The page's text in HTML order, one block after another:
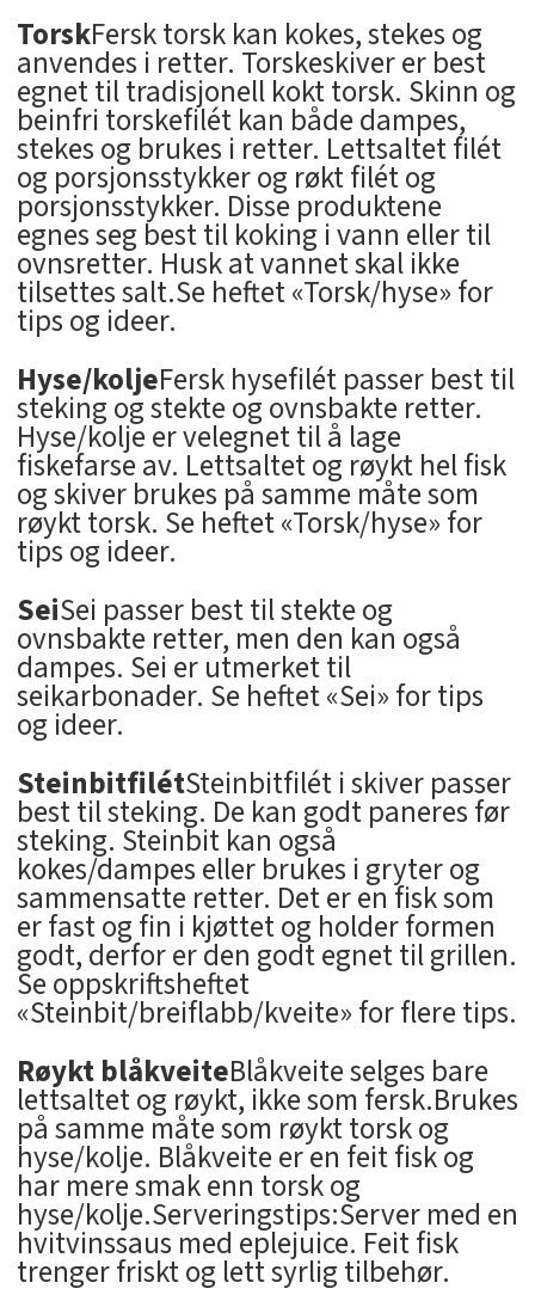
TorskFersk torsk kan kokes, stekes og
anvendes i retter. Torskeskiver er best
egnet til tradisjonell kokt torsk. Skinn og
beinfri torskefilét kan både dampes,
stekes og brukes i retter. Lettsaltet filét
og porsjonsstykker og røkt filét og
porsjonsstykker. Disse produktene
egnes seg best til koking i vann eller til
ovnsretter. Husk at vannet skal ikke
tilsettes salt.Se heftet «Torsk/hyse» for
tips og ideer.
Hyse/koljeFersk hysefilét passer best til
steking og stekte og ovnsbakte retter.
Hyse/kolje er velegnet til å lage
fiskefarse av. Lettsaltet og røykt hel fisk
og skiver brukes på samme måte som
røykt torsk. Se heftet «Torsk/hyse» for
tips og ideer.
SeiSei passer best til stekte og
ovnsbakte retter, men den kan også
dampes. Sei er utmerket til
seikarbonader. Se heftet «Sei» for tips
og ideer.
SteinbitfilétSteinbitfilét i skiver passer
best til steking. De kan godt paneres før
steking. Steinbit kan også
kokes/dampes eller brukes i gryter og
sammensatte retter. Det er en fisk som
er fast og fin i kjøttet og holder formen
godt, derfor er den godt egnet til grillen.
Se oppskriftsheftet
«Steinbit/breiflabb/kveite» for flere tips.
Røykt blåkveiteBlåkveite selges bare
lettsaltet og røykt, ikke som fersk.Brukes
på samme måte som røykt torsk og
hyse/kolje. Blåkveite er en feit fisk og
har mere smak enn torsk og
hyse/kolje.Serveringstips:Server med en
hvitvinssaus med eplejuice. Feit fisk
trenger friskt og lett syrlig tilbehør.